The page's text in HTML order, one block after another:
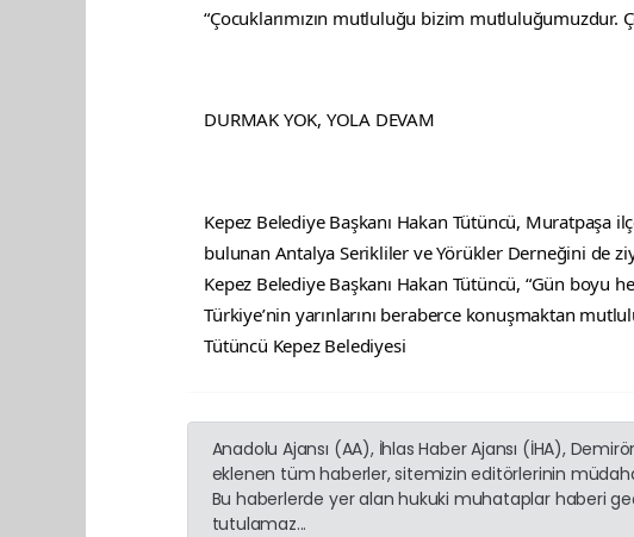
“Çocuklarımızın mutluluğu bizim mutluluğumuzdur.
DURMAK YOK, YOLA DEVAM
Kepez Belediye Başkanı Hakan Tütüncü, Muratpaşa
bulunan Antalya Serikliler ve Yörükler Derneğini de
Kepez Belediye Başkanı Hakan Tütüncü, “Gün
Türkiye’nin yarınlarını beraberce konuşmaktan
Tütüncü Kepez Belediyesi
Anadolu Ajansı (AA), İhlas Haber Ajansı (İHA),
eklenen tüm haberler, sitemizin editörlerinin
Bu haberlerde yer alan hukuki muhataplar haberi
tutulamaz...